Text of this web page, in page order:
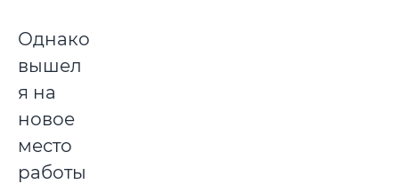
Однако
вышел
я на
новое
место
работы